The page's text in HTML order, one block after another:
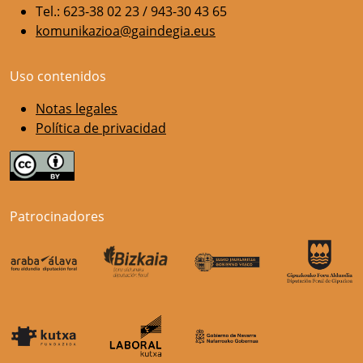
Tel.: 623-38 02 23 / 943-30 43 65
komunikazioa@gaindegia.eus
Uso contenidos
Notas legales
Política de privacidad
Patrocinadores